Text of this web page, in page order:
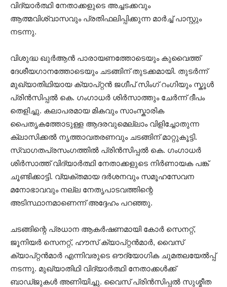
വിദ്യാർത്ഥി നേതാക്കളുടെ അച്ചടക്കവും
ആത്മവിശ്വാസവും പ്രതിഫലിപ്പിക്കുന്ന മാർച്ച് പാസ്റ്റും
നടന്നു.
വിശുദ്ധ ഖുർആൻ പാരായണത്തോടെയും കുവൈത്ത്
ദേശീയഗാനത്തോടെയും ചടങ്ങിന് തുടക്കമായി. തുടർന്ന്
മുഖ്യാതിഥിയായ ക്യാപ്റ്റൻ ജഗ്ദീപ് സിംഗ് റംഗിയും സ്കൂൾ
പ്രിൻസിപ്പൽ കെ. ഗംഗാധർ ശിർസാത്തും ചേർന്ന് ദീപം
തെളിച്ചു. കലാപരമായ മികവും സാംസ്കാരിക
പൈതൃകത്തോടുള്ള ആദരവുമെല്ലാം വിളിച്ചോതുന്ന
ക്ലാസിക്കൽ നൃത്താവതരണവും ചടങ്ങിന് മാറ്റുകൂട്ടി.
സ്വാഗതപ്രസംഗത്തിൽ പ്രിൻസിപ്പൽ കെ. ഗംഗാധർ
ശിർസാത്ത് വിദ്യാർത്ഥി നേതാക്കളുടെ നിർണായക പങ്ക്
ചൂണ്ടിക്കാട്ടി. വ്യക്തമായ ദർശനവും സമൂഹസേവന
മനോഭാവവും നല്ല നേതൃപാടവത്തിന്റെ
അടിസ്ഥാനമാണെന്ന് അദ്ദേഹം പറഞ്ഞു.
ചടങ്ങിന്റെ പ്രധാന ആകർഷണമായി കോർ സെനറ്റ്,
ജൂനിയർ സെനറ്റ്, ഹൗസ് ക്യാപ്റ്റൻമാർ, വൈസ്
ക്യാപ്റ്റൻമാർ എന്നിവരുടെ ഔദ്യോഗിക ചുമതലയേൽപ്പ്
നടന്നു. മുഖ്യാതിഥി വിദ്യാർത്ഥി നേതാക്കൾക്ക്
ബാഡ്ജുകൾ അണിയിച്ചു. വൈസ് പ്രിൻസിപ്പൽ സുശ്മീത